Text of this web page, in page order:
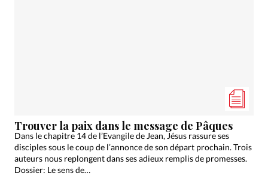
Devise:CHF
RUBRIQUES
Tous les articles
Trouver la paix dans le message de Pâques
Dans le chapitre 14 de l’Evangile de Jean, Jésus rassure ses
disciples sous le coup de l’annonce de son départ prochain. Trois
auteurs nous replongent dans ses adieux remplis de promesses.
Dossier: Le sens de…